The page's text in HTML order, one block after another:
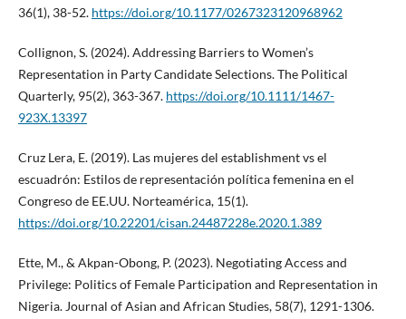
36(1), 38-52. https://doi.org/10.1177/0267323120968962
Collignon, S. (2024). Addressing Barriers to Women’s
Representation in Party Candidate Selections. The Political
Quarterly, 95(2), 363-367. https://doi.org/10.1111/1467-
923X.13397
Cruz Lera, E. (2019). Las mujeres del establishment vs el
escuadrón: Estilos de representación política femenina en el
Congreso de EE.UU. Norteamérica, 15(1).
https://doi.org/10.22201/cisan.24487228e.2020.1.389
Ette, M., & Akpan-Obong, P. (2023). Negotiating Access and
Privilege: Politics of Female Participation and Representation in
Nigeria. Journal of Asian and African Studies, 58(7), 1291-1306.